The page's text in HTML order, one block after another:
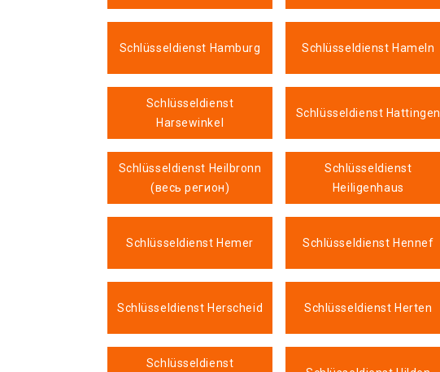
Schlüsseldienst Hamburg Schlüsseldienst Hameln
Schlüsseldienst
Harsewinkel
Schlüsseldienst Hattingen
Schlüsseldienst Heilbronn
(весь регион)
Schlüsseldienst
Heiligenhaus
Schlüsseldienst Hemer Schlüsseldienst Hennef
Schlüsseldienst Herscheid Schlüsseldienst Herten
Schlüsseldienst